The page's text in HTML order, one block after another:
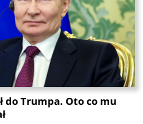
do Trumpa. Oto co mu